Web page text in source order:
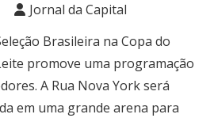
Jornal da Capital
Brasileira na Copa do
promove uma programação
A Rua Nova York será
em uma grande arena para